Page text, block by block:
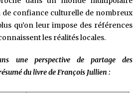
confiance culturelle de nombreux
qu’on leur impose des références
les réalités locales.
une perspective de partage des
du livre de François Jullien :